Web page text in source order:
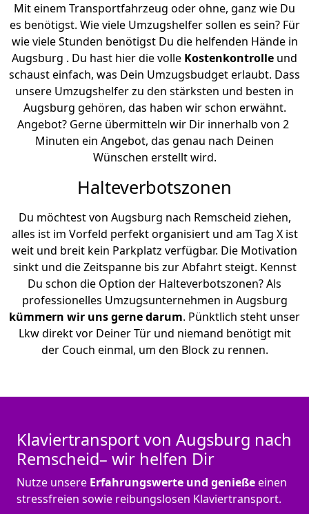
Mit einem Transportfahrzeug oder ohne, ganz wie Du
es benötigst. Wie viele Umzugshelfer sollen es sein? Für
wie viele Stunden benötigst Du die helfenden Hände in
Augsburg . Du hast hier die volle Kostenkontrolle und
schaust einfach, was Dein Umzugsbudget erlaubt. Dass
unsere Umzugshelfer zu den stärksten und besten in
Augsburg gehören, das haben wir schon erwähnt.
Angebot? Gerne übermitteln wir Dir innerhalb von 2
Minuten ein Angebot, das genau nach Deinen
Wünschen erstellt wird.
Halteverbotszonen
Du möchtest von Augsburg nach Remscheid ziehen,
alles ist im Vorfeld perfekt organisiert und am Tag X ist
weit und breit kein Parkplatz verfügbar. Die Motivation
sinkt und die Zeitspanne bis zur Abfahrt steigt. Kennst
Du schon die Option der Halteverbotszonen? Als
professionelles Umzugsunternehmen in Augsburg
kümmern wir uns gerne darum. Pünktlich steht unser
Lkw direkt vor Deiner Tür und niemand benötigt mit
der Couch einmal, um den Block zu rennen.
Klaviertransport von Augsburg nach
Remscheid– wir helfen Dir
Nutze unsere Erfahrungswerte und genießeeinen
stressfreien sowie reibungslosen Klaviertransport.